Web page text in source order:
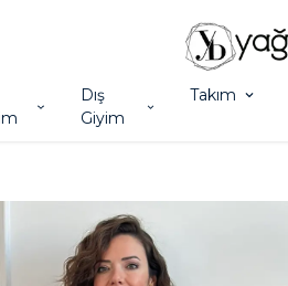
Dış
Giyim
Takım